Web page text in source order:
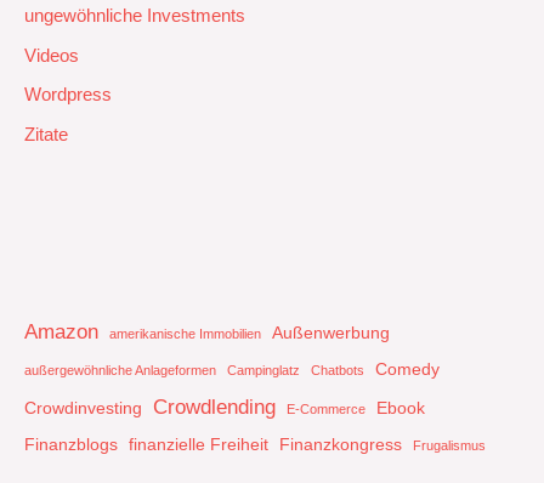
ungewöhnliche Investments
Videos
Wordpress
Zitate
Amazon amerikanische Immobilien Außenwerbung
außergewöhnliche Anlageformen Campinglatz Chatbots
Comedy
Crowdinvesting
Crowdlending E-Commerce
Ebook
Finanzblogs finanzielle Freiheit Finanzkongress Frugalismus